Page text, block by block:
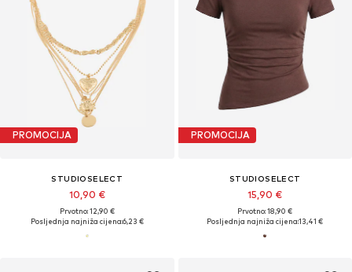
PROMOCIJA
STUDIOSELECT
10,90 €
Prvotno: 12,90 €
Posljednja najniža cijena:6,23 €
PROMOCIJA
STUDIOSELECT
15,90 €
Prvotno: 18,90 €
Posljednja najniža cijena:13,41 €